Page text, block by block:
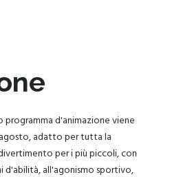
d'animazione viene
adatto per tutta la
per i più piccoli, con
all'agonismo sportivo,